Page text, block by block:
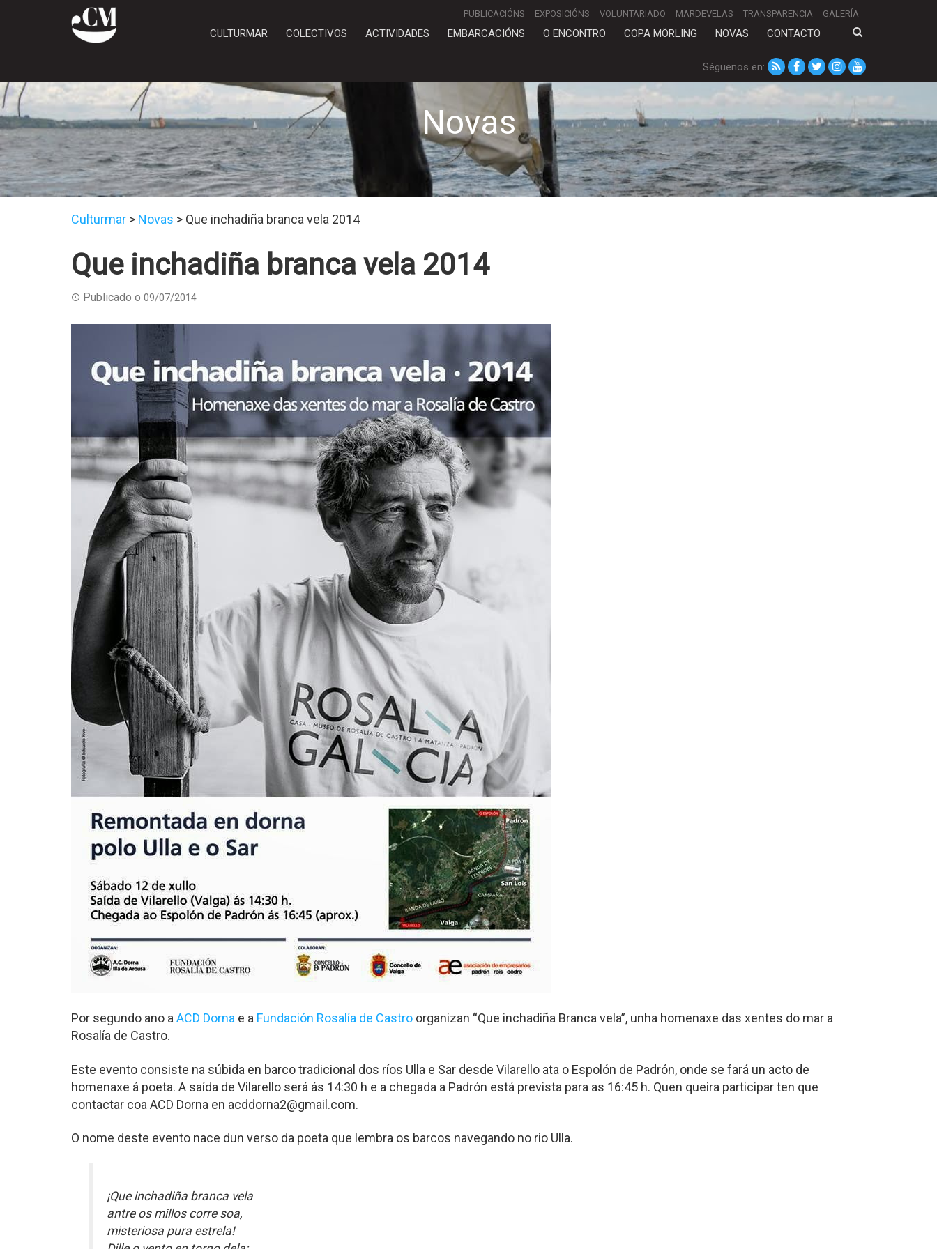
PUBLICACIÓNS EXPOSICIÓNS VOLUNTARIADO MARDEVELAS TRANSPARENCIA GALERÍA
CULTURMAR COLECTIVOS ACTIVIDADES EMBARCACIÓNS O ENCONTRO COPA MÖRLING NOVAS CONTACTO
Séguenos en:
Novas
Culturmar > Novas > Que inchadiña branca vela 2014
Que inchadiña branca vela 2014
Publicado o 09/07/2014
Por segundo ano aACD Dorna e a Fundación Rosalía de Castro organizan “Que inchadiña Branca vela”, unha homenaxe das xentes do mar a
Rosalía de Castro.
Este evento consiste na súbida en barco tradicional dos ríos Ulla e Sar desde Vilarello ata o Espolón de Padrón, onde se fará un acto de
homenaxe á poeta. A saída de Vilarello será ás 14:30 h e a chegada a Padrón está prevista para as 16:45 h. Quen queira participar ten que
contactar coa ACD Dorna en acddorna2@gmail.com.
O nome deste evento nace dun verso da poeta que lembra os barcos navegando no rio Ulla.
¡Que inchadiña branca vela
antre os millos corre soa,
misteriosa pura estrela!